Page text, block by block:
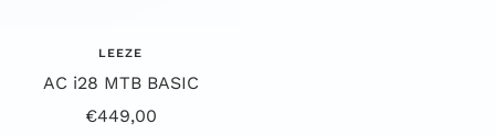
LEEZE
AC i28 MTB BASIC
Aanbiedingsprijs
€449,00